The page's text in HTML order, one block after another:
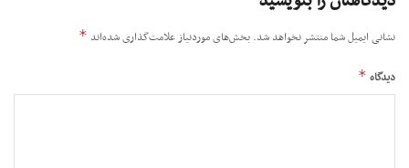
نشانی ایمیل شما منتشر نخواهد شد. بخش‌های موردنیاز علامت‌گذاری شده‌اند *
دیدگاه *